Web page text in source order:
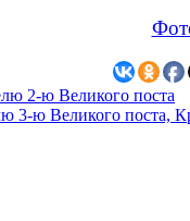
2-ю Великого поста
3-ю Великого поста,